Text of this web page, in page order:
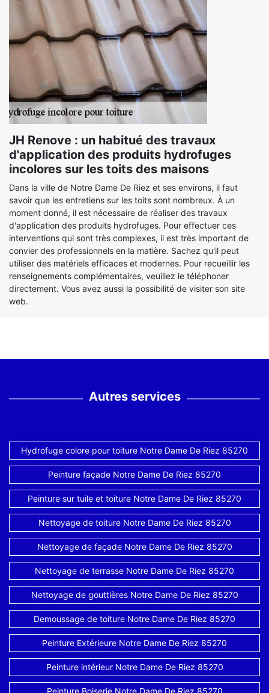
JH Renove : un habitué des travaux
d'application des produits hydrofuges
incolores sur les toits des maisons
Dans la ville de Notre Dame De Riez et ses environs, il faut
savoir que les entretiens sur les toits sont nombreux. À un
moment donné, il est nécessaire de réaliser des travaux
d'application des produits hydrofuges. Pour effectuer ces
interventions qui sont très complexes, il est très important de
convier des professionnels en la matière. Sachez qu'il peut
utiliser des matériels efficaces et modernes. Pour recueillir les
renseignements complémentaires, veuillez le téléphoner
directement. Vous avez aussi la possibilité de visiter son site
web.
Autres services
Hydrofuge colore pour toiture Notre Dame De Riez 85270
Peinture façade Notre Dame De Riez 85270
Peinture sur tuile et toiture Notre Dame De Riez 85270
Nettoyage de toiture Notre Dame De Riez 85270
Nettoyage de façade Notre Dame De Riez 85270
Nettoyage de terrasse Notre Dame De Riez 85270
Nettoyage de gouttières Notre Dame De Riez 85270
Demoussage de toiture Notre Dame De Riez 85270
Peinture Extérieure Notre Dame De Riez 85270
Peinture intérieur Notre Dame De Riez 85270
Peinture Boiserie Notre Dame De Riez 85270